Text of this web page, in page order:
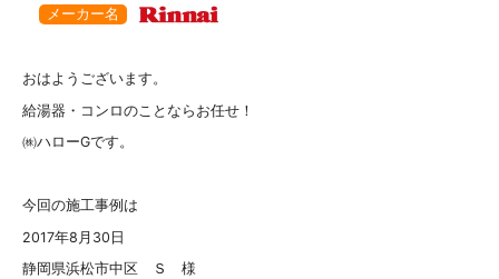
メーカー名
おはようございます。
給湯器・コンロのことならお任せ！
㈱ハローGです。
今回の施工事例は
2017年8月30日
静岡県浜松市中区 Ｓ 様